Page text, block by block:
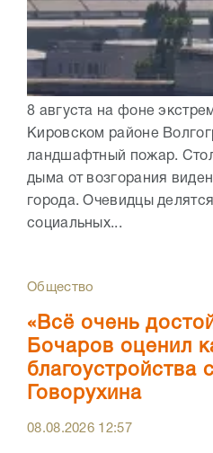
8 августа на фоне
Кировском районе
ландшафтный пожар.
дыма от возгорания
города. Очевидцы
социальных...
Общество
«Всё очень
Бочаров оценил
благоустройства
Говорухина
08.08.2026 12:57